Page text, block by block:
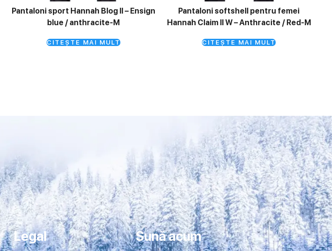
Pantaloni sport Hannah Blog II – Ensign
blue / anthracite-M
CITEȘTE MAI MULT
Pantaloni softshell pentru femei
Hannah Claim II W – Anthracite / Red-M
CITEȘTE MAI MULT
Legal Sună acum